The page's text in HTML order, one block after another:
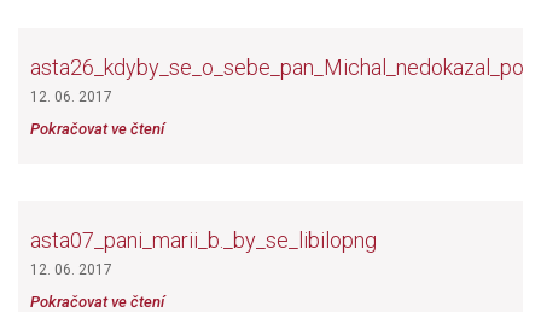
asta26_kdyby_se_o_sebe_pan_Michal_nedokazal_po
12. 06. 2017
Pokračovat ve čtení
asta07_pani_marii_b._by_se_libilopng
12. 06. 2017
Pokračovat ve čtení